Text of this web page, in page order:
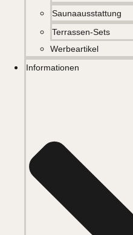
Saunaausstattung
Terrassen-Sets
Werbeartikel
Informationen